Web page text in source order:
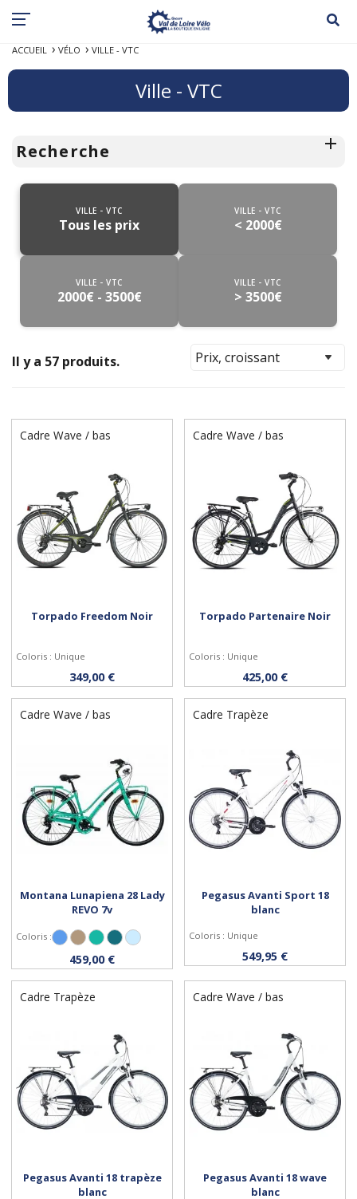
ACCUEIL VÉLO VILLE - VTC
Ville - VTC
Recherche
VILLE - VTC
Tous les prix
VILLE - VTC
< 2000€
VILLE - VTC
2000€ - 3500€
VILLE - VTC
> 3500€
Il y a 57 produits.
Cadre Wave / bas
Personnaliser
Torpado Freedom Noir
Coloris : Unique
349,00 €
Cadre Wave / bas
Personnaliser
Torpado Partenaire Noir
Coloris : Unique
425,00 €
Cadre Wave / bas
Personnaliser
Montana Lunapiena 28 Lady
REVO 7v
Coloris : Bleu NoisetteCeleste Pétrole
459,00 €
Cadre Trapèze
Personnaliser
Pegasus Avanti Sport 18
blanc
Coloris : Unique
549,95 €
Cadre Trapèze
Pegasus Avanti 18 trapèze
blanc
Cadre Wave / bas
Pegasus Avanti 18 wave
blanc